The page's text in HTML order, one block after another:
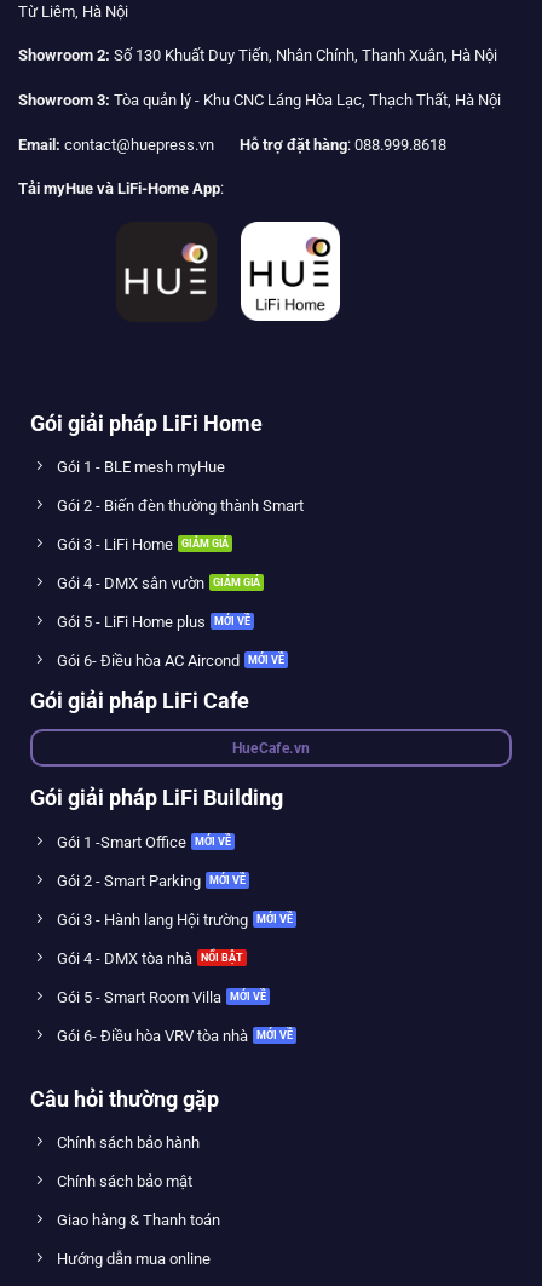
Từ Liêm, Hà Nội
Showroom 2: Số 130 Khuất Duy Tiến, Nhân Chính, Thanh Xuân, Hà Nội
Showroom 3: Tòa quản lý - Khu CNC Láng Hòa Lạc, Thạch Thất, Hà Nội
Email: contact@huepress.vn Hỗ trợ đặt hàng: 088.999.8618
Tải myHue và LiFi-Home App:
Gói giải pháp LiFi Home
Gói 1 - BLE mesh myHue
Gói 2 - Biến đèn thường thành Smart
Gói 3 - LiFi Home
Gói 4 - DMX sân vườn
Gói 5 - LiFi Home plus
Gói 6- Điều hòa AC Aircond
Gói giải pháp LiFi Cafe
HueCafe.vn
Gói giải pháp LiFi Building
Gói 1 -Smart Office
Gói 2 - Smart Parking
Gói 3 - Hành lang Hội trường
Gói 4 - DMX tòa nhà
Gói 5 - Smart Room Villa
Gói 6- Điều hòa VRV tòa nhà
Câu hỏi thường gặp
Chính sách bảo hành
Chính sách bảo mật
Giao hàng & Thanh toán
Hướng dẫn mua online